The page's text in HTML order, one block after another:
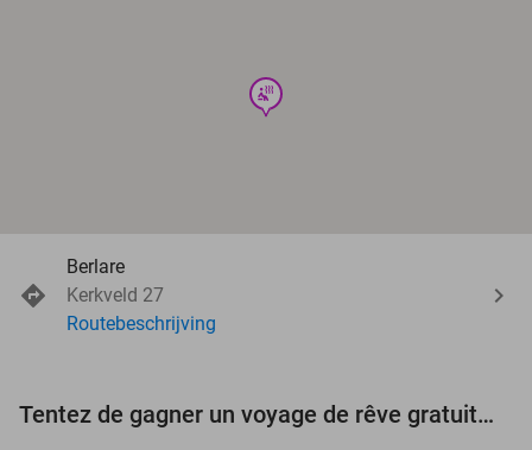
wellness
Berlare
Kerkveld 27
Routebeschrijving
Tentez de gagner un voyage de rêve gratuit d'une valeur de 3.000 € !